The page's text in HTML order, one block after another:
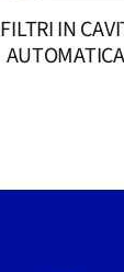
FILTRI IN